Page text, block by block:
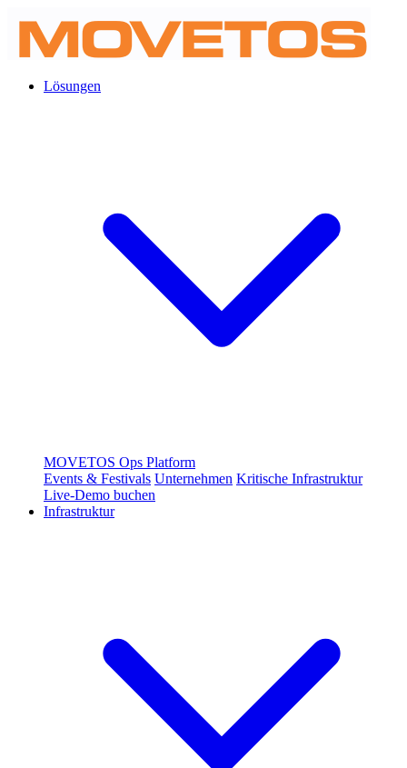
Lösungen
MOVETOS Ops Platform
Events & Festivals Unternehmen Kritische Infrastruktur
Live-Demo buchen
Infrastruktur